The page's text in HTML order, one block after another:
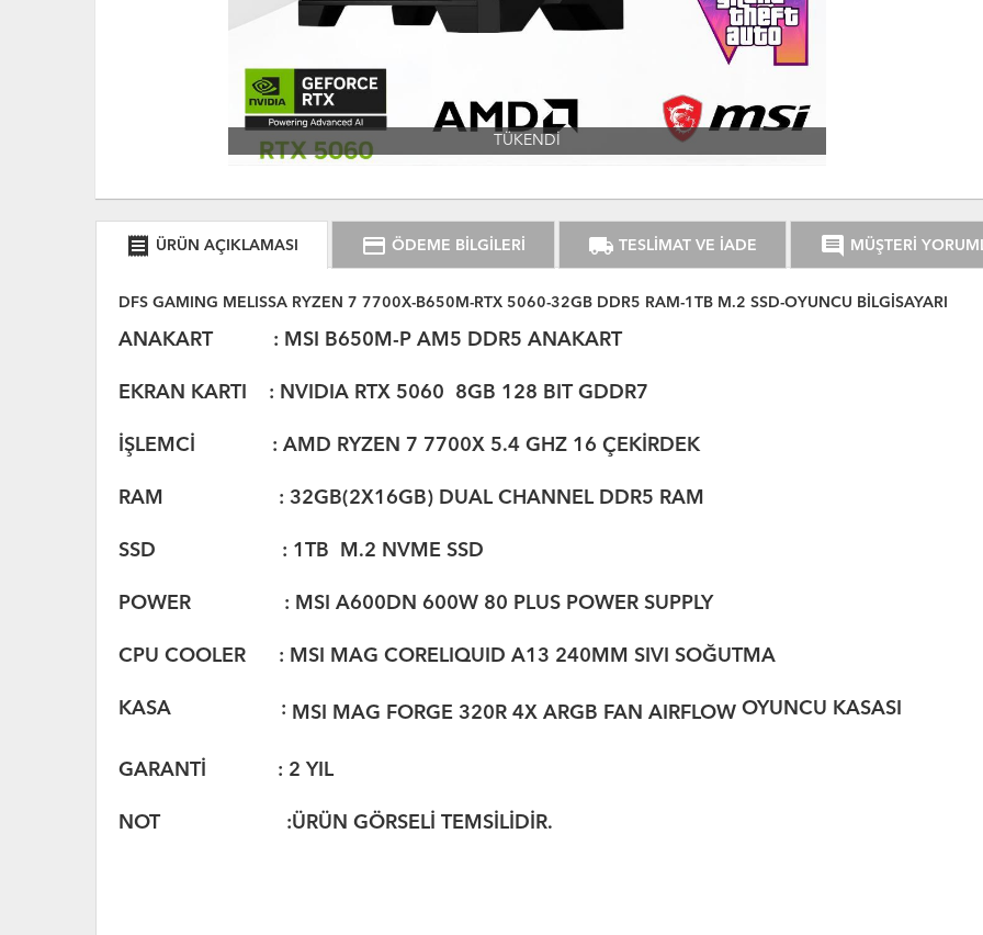
TÜKENDİ
receipt ÜRÜN AÇIKLAMASI credit_card ÖDEME BİLGİLERİ local_shipping TESLİMAT VE İADE comment MÜŞTERİ
DFS GAMING MELISSA RYZEN 7 7700X-B650M-RTX 5060-32GB DDR5 RAM-1TB M.2 SSD-OYUNCU BİLGİSAYARI
ANAKART : MSI B650M-P AM5 DDR5 ANAKART
EKRAN KARTI : NVIDIA RTX 5060 8GB 128 BIT GDDR7
İŞLEMCİ : AMD RYZEN 7 7700X 5.4 GHZ 16 ÇEKİRDEK
RAM : 32GB(2X16GB) DUAL CHANNEL DDR5 RAM
SSD : 1TB M.2 NVME SSD
POWER : MSI A600DN 600W 80 PLUS POWER SUPPLY
CPU COOLER : MSI MAG CORELIQUID A13 240MM SIVI SOĞUTMA
KASA : MSI MAG FORGE 320R 4X ARGB FAN AIRFLOW OYUNCU KASASI
GARANTİ : 2 YIL
NOT :ÜRÜN GÖRSELİ TEMSİLİDİR.